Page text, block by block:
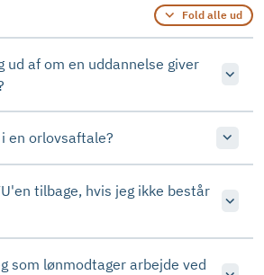
Fold alle ud
ud af om en uddannelse giver
en orlovsaftale?
tilbage, hvis jeg ikke består
som lønmodtager arbejde ved